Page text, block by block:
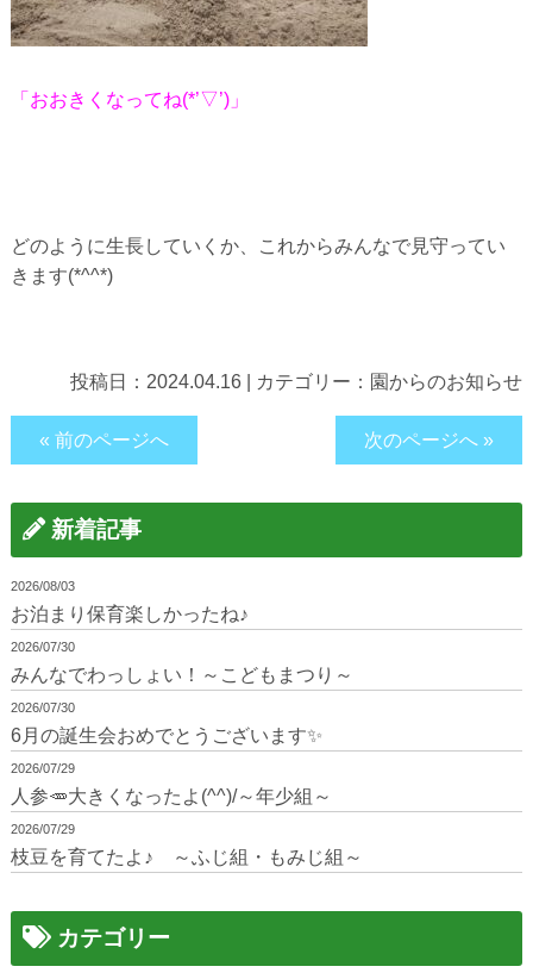
「おおきくなってね(*’▽’)」
どのように生長していくか、これからみんなで見守ってい
きます(*^^*)
投稿日： 2024.04.16 カテゴリー： 園からのお知らせ
« 前のページへ 次のページへ »
新着記事
2026/08/03
お泊まり保育楽しかったね♪
2026/07/30
みんなでわっしょい！～こどもまつり～
2026/07/30
6月の誕生会おめでとうございます✨
2026/07/29
人参🥕大きくなったよ(^^)/～年少組～
2026/07/29
枝豆を育てたよ♪ ～ふじ組・もみじ組～
カテゴリー